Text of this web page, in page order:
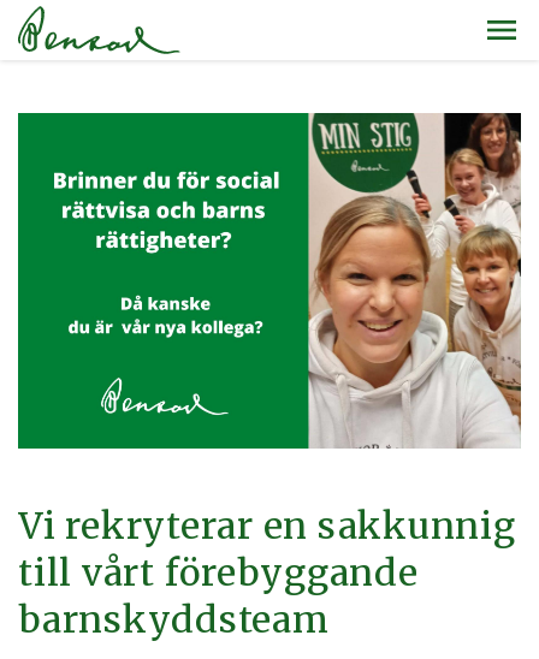
Vi rekryterar en sakkunnig
till vårt förebyggande
barnskyddsteam